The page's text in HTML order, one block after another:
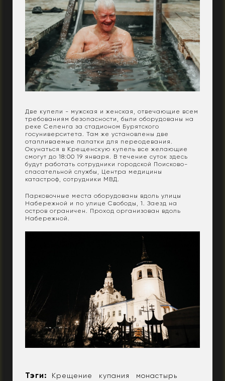
Две купели - мужская и женская, отвечающие всем
требованиям безопасности, были оборудованы на
реке Селенга за стадионом Бурятского
госуниверситета. Там же установлены две
отапливаемые палатки для переодевания.
Окунаться в Крещенскую купель все желающие
смогут до 18:00 19 января. В течение суток здесь
будут работать сотрудники городской Поисково-
спасательной службы, Центра медицины
катастроф, сотрудники МВД.
Парковочные места оборудованы вдоль улицы
Набережной и по улице Свободы, 1. Заезд на
остров ограничен. Проход организован вдоль
Набережной.
Тэги: Крещение купания
монастырь